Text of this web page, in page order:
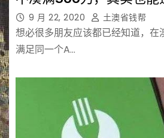
9 月 22, 2020 土澳省钱帮
想必很多朋友应该都已经知道，在
满足同一个A…